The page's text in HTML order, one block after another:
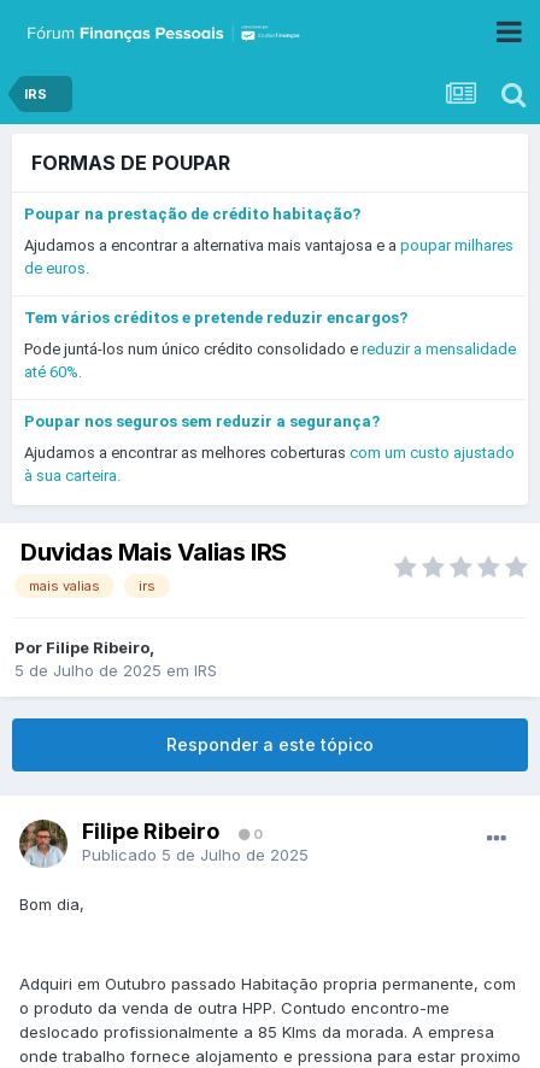
IRS
FORMAS DE POUPAR
Poupar na prestação de crédito habitação?
Ajudamos a encontrar a alternativa mais vantajosa e a poupar milhares
de euros.
Tem vários créditos e pretende reduzir encargos?
Pode juntá-los num único crédito consolidado e reduzir a mensalidade
até 60%.
Poupar nos seguros sem reduzir a segurança?
Ajudamos a encontrar as melhores coberturas com um custo ajustado
à sua carteira.
Duvidas Mais Valias IRS
mais valias irs
Por Filipe Ribeiro,
5 de Julho de 2025 em IRS
Responder a este tópico
Filipe Ribeiro 0
Publicado 5 de Julho de 2025
Bom dia,
Adquiri em Outubro passado Habitação propria permanente, com
o produto da venda de outra HPP. Contudo encontro-me
deslocado profissionalmente a 85 Klms da morada. A empresa
onde trabalho fornece alojamento e pressiona para estar proximo